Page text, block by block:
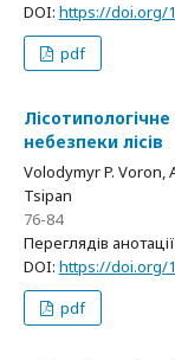
DOI: https://doi.org/
pdf
небезпеки лісів
Volodymyr P. Voron,
Tsipan
76-84
Переглядів
DOI: https://doi.org/
pdf